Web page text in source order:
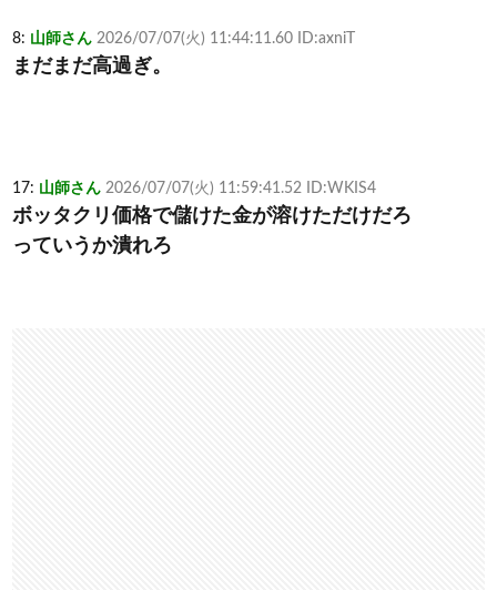
8: 山師さん 2026/07/07(火) 11:44:11.60 ID:axniT
まだまだ高過ぎ。
17: 山師さん 2026/07/07(火) 11:59:41.52 ID:WKIS4
ボッタクリ価格で儲けた金が溶けただけだろ
っていうか潰れろ